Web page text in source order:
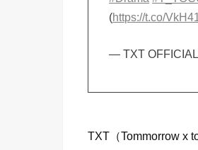
(https://t.co/
— TXT
TXT（Tommorrow x